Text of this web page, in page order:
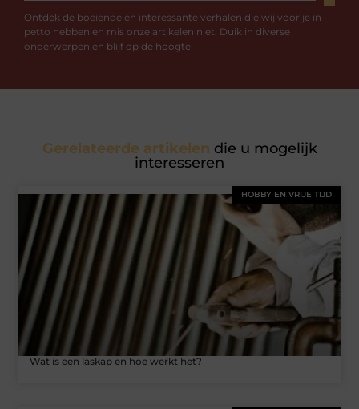
Ontdek de boeiende en interessante verhalen die wij voor je in
petto hebben en mis onze artikelen niet. Duik in diverse
onderwerpen en blijf op de hoogte!
Gerelateerde artikelen die u mogelijk
interesseren
HOBBY EN VRIJE TIJD
Wat is een laskap en hoe werkt het?